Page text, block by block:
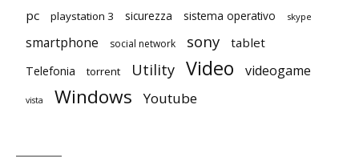
pc playstation 3 sicurezza sistema operativo skype
smartphone social network sony tablet
Telefonia torrent Utility Video videogame
vista Windows Youtube